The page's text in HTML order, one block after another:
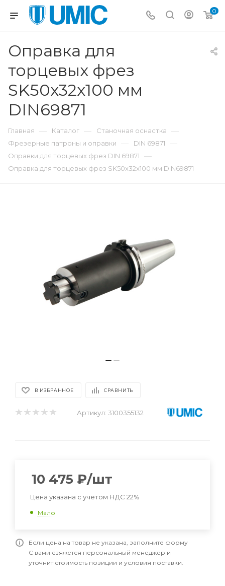
0
Оправка для
торцевых фрез
SK50x32x100 мм
DIN69871
Главная — Каталог — Станочная оснастка —
Фрезерные патроны и оправки — DIN 69871 —
Оправки для торцевых фрез DIN 69871 —
Оправка для торцевых фрез SK50x32x100 мм DIN69871
В ИЗБРАННОЕ СРАВНИТЬ
Артикул: 3100355132
10 475 ₽/шт
Цена указана с учетом НДС 22%
Мало
Если цена на товар не указана, заполните форму
С вами свяжется персональный менеджер и
уточнит стоимость позиции и условия поставки.